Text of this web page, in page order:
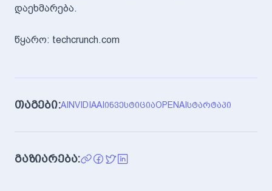
დაეხმარება.
წყარო: techcrunch.com
თაგები:AI NVIDIAAI ᲘᲜᲕᲔᲡᲢᲘᲪᲘᲐOPENAI ᲡᲢᲐᲠᲢᲐᲞᲘ
გაზიარება: